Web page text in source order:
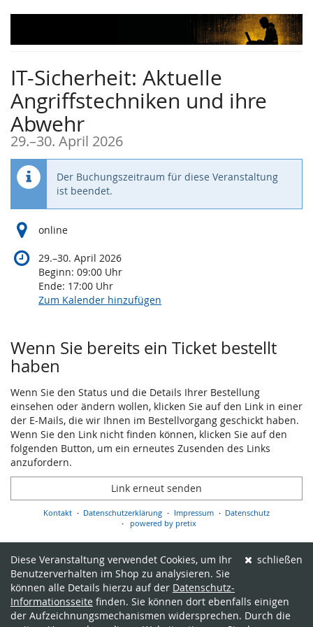
Zum
IT-Sicherheit: Aktuelle
Angriffstechniken und ihre
Abwehr
29.–bis
30. April 2026
Der Buchungszeitraum für diese Veranstaltung
ist beendet.
online
29.–bis
30. April 2026
Beginn: 09:00 Uhr
Ende: 17:00 Uhr
Zum Kalender hinzufügen
Wenn Sie bereits ein Ticket bestellt
haben
Wenn Sie den Status und die Details Ihrer Bestellung
einsehen oder ändern wollen, klicken Sie auf den Link in einer
der E-Mails, die wir Ihnen im Bestellvorgang geschickt haben.
Wenn Sie den Link nicht finden können, klicken Sie auf den
folgenden Button, um ein erneutes Zusenden des Links
anzufordern.
Link erneut senden
Kontakt Datenschutzerklärung Impressum
Datenschutz
powered by pretix
schließen
Diese Veranstaltung verwendet Cookies, um Ihr
Benutzerverhalten im Shop zu analysieren. Sie
können alle Details hierzu auf der Datenschutz-
Informationsseite finden. Sie können dort ebenfalls einigen
der Aufzeichnungsmechanismen widersprechen. Durch die